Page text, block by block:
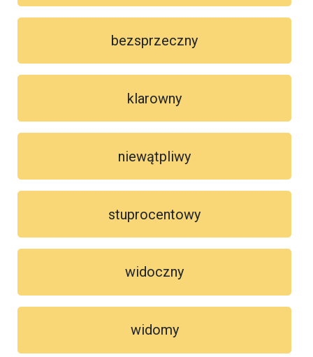
bezsprzeczny
klarowny
niewątpliwy
stuprocentowy
widoczny
widomy